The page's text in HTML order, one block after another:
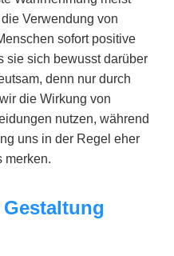
Verwendung von
sofort positive
sie sich bewusst darüber
denn nur durch
die Wirkung von
nutzen, während
uns in der Regel eher
merken.